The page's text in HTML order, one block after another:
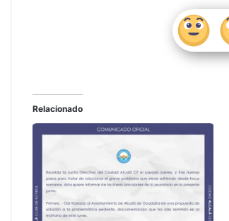
Relacionado